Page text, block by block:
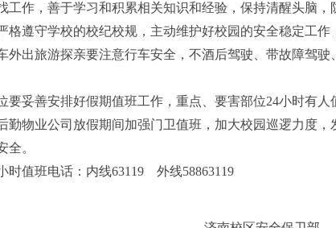
工作，善于学习和积累相关知识和经验，保持清醒头脑，
守学校的校纪校规，主动维护好校园的安全稳定工作
旅游探亲要注意行车安全，不酒后驾驶、带故障驾驶
妥善安排好假期值班工作，重点、要害部位24小时有人
物业公司放假期间加强门卫值班，加大校园巡逻力度，
全。
时值班电话：内线63119 外线58863119